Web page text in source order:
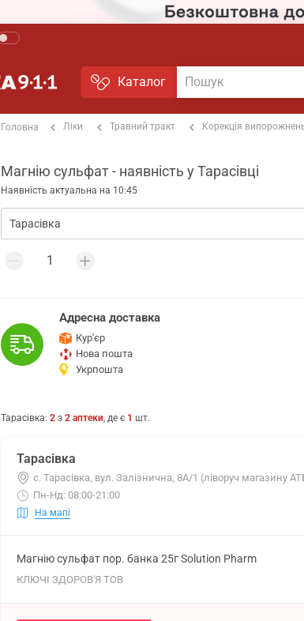
Каталог
Головна Ліки Травний тракт Корекція
Магнію сульфат - наявність у Тарасівці
Наявність актуальна на 10:45
Адресна доставка
Кур'єр
Нова пошта
Укрпошта
Тарасівка: 2 з 2 аптеки, де є 1 шт.
Тарасівка
с. Тарасівка, вул. Залізнична, 8А/1 (ліворуч магазину
Пн-Нд: 08:00-21:00
На мапі
Магнію сульфат пор. банка 25г Solution Pharm
КЛЮЧІ ЗДОРОВ'Я ТОВ